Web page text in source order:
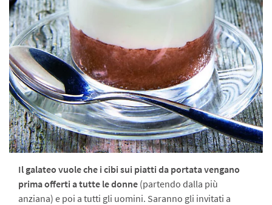
Il galateo vuole che i ci­bi sui piatti da portata vengano
prima offerti a tutte le donne (partendo dalla più
anziana) e poi a tutti gli uomini. Saranno gli invitati a